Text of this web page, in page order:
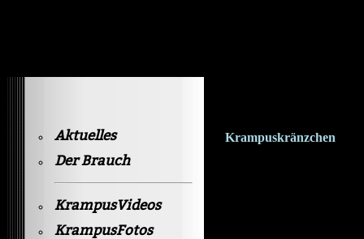
Aktuelles
Der Brauch
KrampusVideos
KrampusFotos
Krampuskränzchen